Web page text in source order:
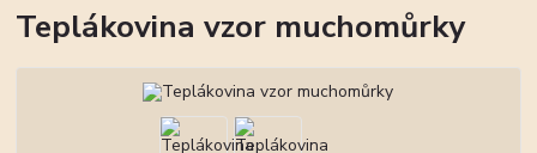
Teplákovina vzor muchomůrky